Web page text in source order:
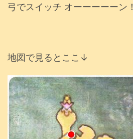
弓でスイッチ オーーーーーン！
地図で見るとここ↓